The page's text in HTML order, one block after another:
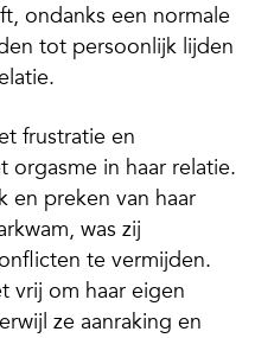
ondanks een normale
tot persoonlijk lijden
frustratie en
in haar relatie.
en preken van haar
was zij
te vermijden.
vrij om haar eigen
ze aanraking en